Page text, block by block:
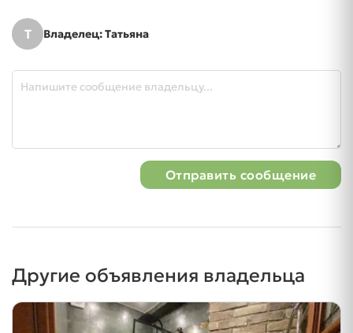
Т Владелец: Татьяна
Отправить сообщение
Другие объявления владельца